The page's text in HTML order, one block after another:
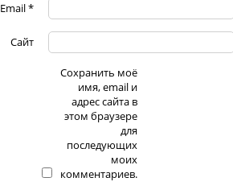
Email*
Сайт
Сохранить моё
имя, email и
адрес сайта в
этом браузере
для
последующих
моих
комментариев.